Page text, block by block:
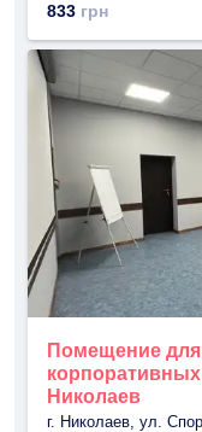
833 грн
Помещение
Николаев
г. Николаев, ул.